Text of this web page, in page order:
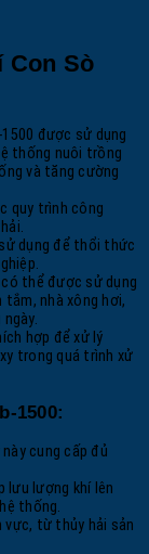
Con Sò
được sử dụng
thống nuôi trồng
và tăng cường
quy trình công
dụng để thổi thức
thể được sử dụng
nhà xông hơi,
hợp để xử lý
trong quá trình xử
1500:
cung cấp đủ
lưu lượng khí lên
thống.
vực, từ thủy hải sản